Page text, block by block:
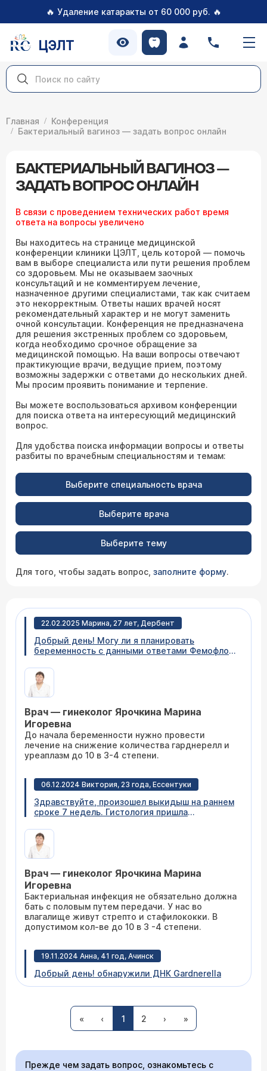
🔥 Удаление катаракты от 60 000 руб. 🔥
ЦЭЛТ
Главная
Конференция
Бактериальный вагиноз — задать вопрос онлайн
БАКТЕРИАЛЬНЫЙ ВАГИНОЗ —
ЗАДАТЬ ВОПРОС ОНЛАЙН
В связи с проведением технических работ время
ответа на вопросы увеличено
Вы находитесь на странице медицинской
конференции клиники ЦЭЛТ, цель которой — помочь
вам в выборе специалиста или пути решения проблем
со здоровьем. Мы не оказываем заочных
консультаций и не комментируем лечение,
назначенное другими специалистами, так как считаем
это некорректным. Ответы наших врачей носят
рекомендательный характер и не могут заменить
очной консультации. Конференция не предназначена
для решения экстренных проблем со здоровьем,
когда необходимо срочное обращение за
медицинской помощью. На ваши вопросы отвечают
практикующие врачи, ведущие прием, поэтому
возможны задержки с ответами до нескольких дней.
Мы просим проявить понимание и терпение.
Вы можете воспользоваться архивом конференции
для поиска ответа на интересующий медицинский
вопрос.
Для удобства поиска информации вопросы и ответы
разбиты по врачебным специальностям и темам:
Выберите специальность врача
Выберите врача
Выберите тему
Для того, чтобы задать вопрос, заполните форму.
22.02.2025 Марина, 27 лет, Дербент
Добрый день! Могу ли я планировать
беременность с данными ответами Фемофлор
вынашивание беременности? Лактобактерии
10 в 7 степени Gardnerella 10 в 7 степени
Уреплазма 10 в 5 степени Все остальное в
Врач — гинеколог Ярочкина Марина
Игоревна
До начала беременности нужно провести
лечение на снижение количества гарднерелл и
уреаплазм до 10 в 3-4 степени.
06.12.2024 Виктория, 23 года, Ессентуки
Здравствуйте, произошел выкидыш на раннем
сроке 7 недель. Гистология пришла
эндокринной системы у женщин и
восходящая бактериальная инфекция. Сильно
ли это страшно, с нарушение понятно,гормоны
могла возникнуть, с мужем живем 2 года,
половых партеров не меняли, что в нем, что в
себе уверена. Что это может быть. Я теперь
вся на нервах, жду вот прием врача,но
хотелось бы ещё узнать и у других
специалистов,а не только у одного.
Врач — гинеколог Ярочкина Марина
Игоревна
Бактериальная инфекция не обязательно должна
бать с половым путем передачи. У нас во
влагалище живут стрепто и стафилококки. В
допустимом кол-ве до 10 в 3 -4 степени.
19.11.2024 Анна, 41 год, Ачинск
Добрый день! обнаружили ДНК Gardnerella
В таком количестве лечить не нужно.
« ‹ 1 2 › »
Прежде чем задать вопрос, ознакомьтесь с